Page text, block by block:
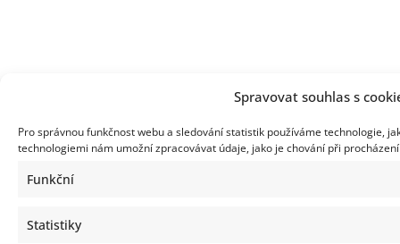
Spravovat souhlas s
Pro správnou funkčnost webu a sledování statistik používáme technologie,
technologiemi nám umožní zpracovávat údaje, jako je chování při
Funkční
Statistiky